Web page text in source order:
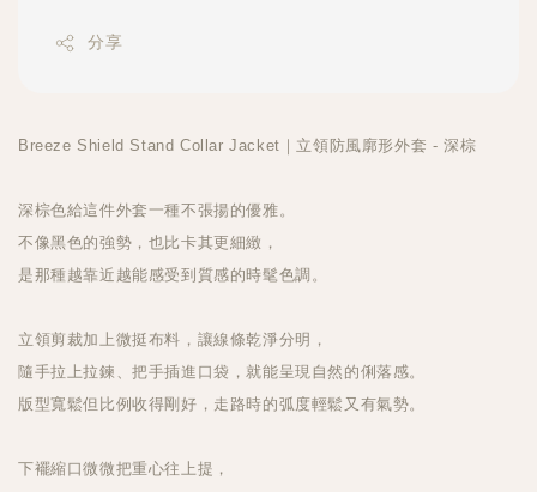
分享
Breeze Shield Stand Collar Jacket｜立領防風廓形外套 - 深棕
深棕色給這件外套一種不張揚的優雅。
不像黑色的強勢，也比卡其更細緻，
是那種越靠近越能感受到質感的時髦色調。
立領剪裁加上微挺布料，讓線條乾淨分明，
隨手拉上拉鍊、把手插進口袋，就能呈現自然的俐落感。
版型寬鬆但比例收得剛好，走路時的弧度輕鬆又有氣勢。
下襬縮口微微把重心往上提，